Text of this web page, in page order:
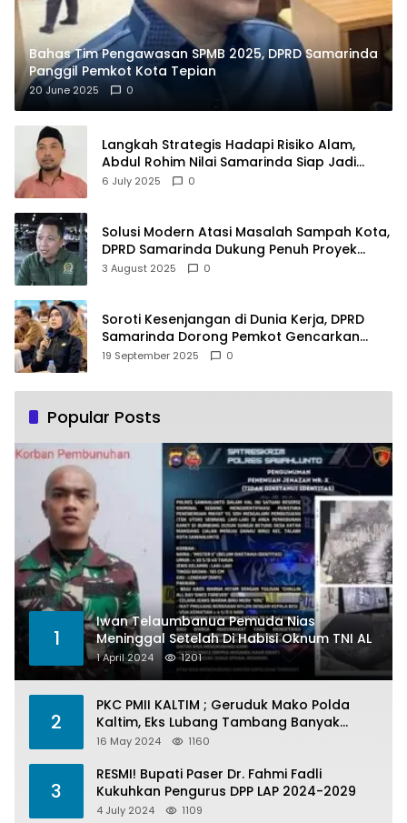
Bahas Tim Pengawasan SPMB 2025, DPRD Samarinda
Panggil Pemkot Kota Tepian
20 June 2025 0
Langkah Strategis Hadapi Risiko Alam,
Abdul Rohim Nilai Samarinda Siap Jadi
Pusat Logistik Bencana Kalimantan
6 July 2025 0
Solusi Modern Atasi Masalah Sampah Kota,
DPRD Samarinda Dukung Penuh Proyek
PLTSA
3 August 2025 0
Soroti Kesenjangan di Dunia Kerja, DPRD
Samarinda Dorong Pemkot Gencarkan
Pemberdayaan Perempuan
19 September 2025 0
Popular Posts
1
Iwan Telaumbanua Pemuda Nias
Meninggal Setelah Di Habisi Oknum TNI AL
1 April 2024 1201
2
PKC PMII KALTIM ; Geruduk Mako Polda
Kaltim, Eks Lubang Tambang Banyak
Menelan Korban
16 May 2024 1160
3
RESMI! Bupati Paser Dr. Fahmi Fadli
Kukuhkan Pengurus DPP LAP 2024-2029
4 July 2024 1109